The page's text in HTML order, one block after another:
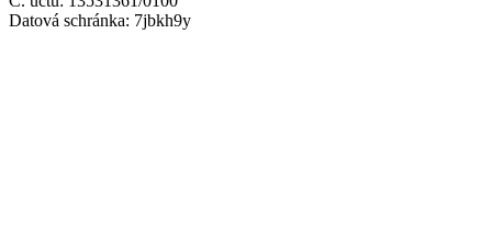
Datová schránka: 7jbkh9y